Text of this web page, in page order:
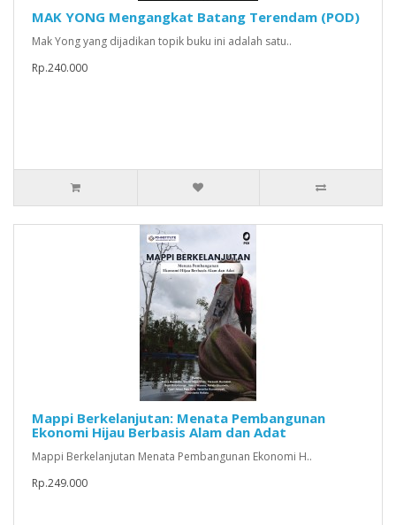
MAK YONG Mengangkat Batang Terendam (POD)
Mak Yong yang dijadikan topik buku ini adalah satu..
Rp.240.000
Mappi Berkelanjutan: Menata Pembangunan
Ekonomi Hijau Berbasis Alam dan Adat
Mappi Berkelanjutan Menata Pembangunan Ekonomi H..
Rp.249.000